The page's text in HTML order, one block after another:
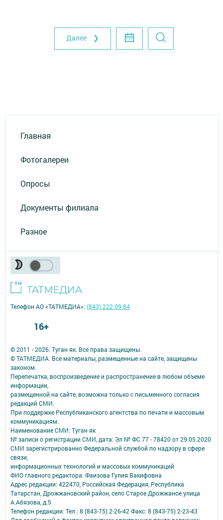
Далее ❯
Главная
Фотогалереи
Опросы
Документы филиала
Разное
© 2011 - 2026. Туган як. Все права защищены.
© ТАТМЕДИА. Все материалы, размещенные на сайте, защищены
законом.
Перепечатка, воспроизведение и распространение в любом объеме
информации,
размещенной на сайте, возможна только с письменного согласия
редакций СМИ.
При поддержке Республиканского агентства по печати и массовым
коммуникациям.
Наименование СМИ: Туган як
№ записи о регистрации СМИ, дата: Эл № ФС 77 - 78420 от 29.05.2020
СМИ зарегистрированно Федеральной службой по надзору в сфере
связи,
информационных технологий и массовых коммуникаций
ФИО главного редактора: Фаизова Гулия Вакифовна
Адрес редакции: 422470, Российская Федерация, Республика
Татарстан, Дрожжановский район, село Старое Дрожжаное улица
А.Абязова, д.5
Телефон редакции: Тел.: 8 (843-75) 2-26-42 Факс: 8 (843-75) 2-23-43
Телефон АО «ТАТМЕДИА»:(843) 222 09 84
16+